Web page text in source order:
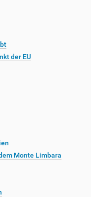
der EU
Monte Limbara